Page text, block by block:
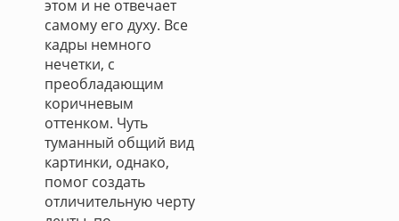
этом и не отвечает
самому его духу. Все
кадры немного
нечетки, с
преобладающим
коричневым
оттенком. Чуть
туманный общий вид
картинки, однако,
помог создать
отличительную черту